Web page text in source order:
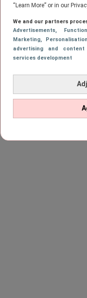
“Learn More” or in our
We and our partners
Advertisements,
Marketing, Personalisation
advertising and content
services development